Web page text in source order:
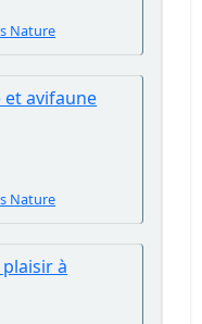
Nature
et avifaune
Nature
plaisir à